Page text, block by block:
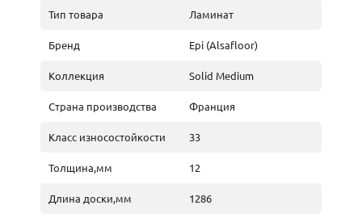
Тип товара Ламинат
Бренд Epi (Alsafloor)
Коллекция Solid Medium
Страна производства Франция
Класс износостойкости 33
Толщина,мм 12
Длина доски,мм 1286